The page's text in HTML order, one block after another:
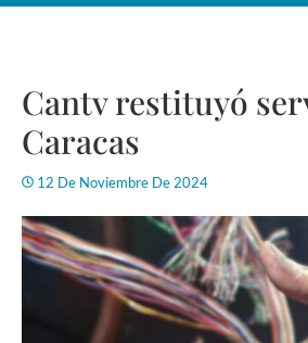
Cantv restituyó
Caracas
12 De Noviembre De 2024